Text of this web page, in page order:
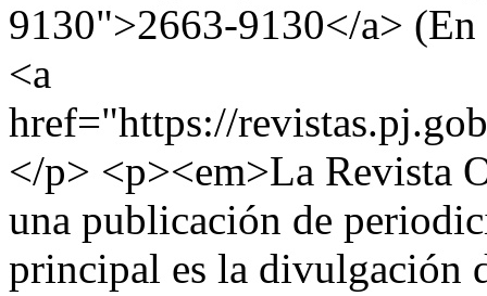
9130">2663-9130</a>
<a
href="https://
</p> <p><em>La Revista
una publicación de
principal es la divulgación